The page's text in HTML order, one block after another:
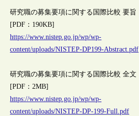
研究職の募集要項に関する国際比較 要旨
[PDF：190KB]
https://www.nistep.go.jp/wp/wp-
content/uploads/NISTEP-DP199-Abstract.pdf
研究職の募集要項に関する国際比較 全文
[PDF：2MB]
https://www.nistep.go.jp/wp/wp-
content/uploads/NISTEP-DP-199-Full.pdf